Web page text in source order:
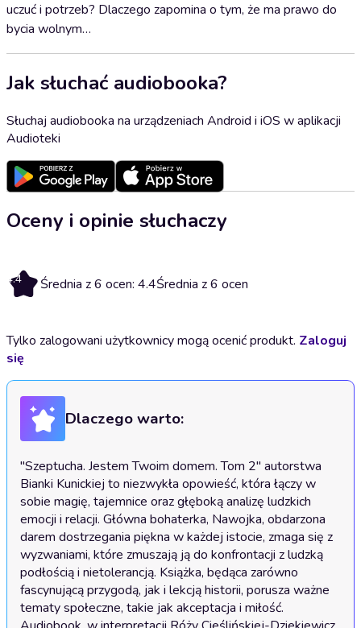
uczuć i potrzeb? Dlaczego zapomina o tym, że ma prawo do
bycia wolnym…
Jak słuchać audiobooka?
Słuchaj audiobooka na urządzeniach Android i iOS w aplikacji
Audioteki
Oceny i opinie słuchaczy
4.4 Średnia z 6 ocen: 4.4Średnia z 6 ocen
Tylko zalogowani użytkownicy mogą ocenić produkt. Zaloguj
się
Dlaczego warto:
"Szeptucha. Jestem Twoim domem. Tom 2" autorstwa
Bianki Kunickiej to niezwykła opowieść, która łączy w
sobie magię, tajemnice oraz głęboką analizę ludzkich
emocji i relacji. Główna bohaterka, Nawojka, obdarzona
darem dostrzegania piękna w każdej istocie, zmaga się z
wyzwaniami, które zmuszają ją do konfrontacji z ludzką
podłością i nietolerancją. Książka, będąca zarówno
fascynującą przygodą, jak i lekcją historii, porusza ważne
tematy społeczne, takie jak akceptacja i miłość.